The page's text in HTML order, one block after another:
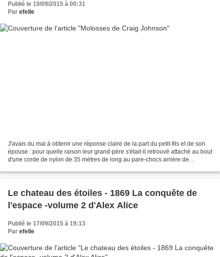
Publié le 19/09/2015 à 00:31
Par efelle
J'avais du mal à obtenir une réponse claire de la part du petit-fils et de son
épouse : pour quelle raison leur grand-père s'était-il retrouvé attaché au bout
d'une corde de nylon de 35 mètres de long au pare-chocs arrière de
Le chateau des étoiles - 1869 La conquête de
l'espace -volume 2 d'Alex Alice
Publié le 17/09/2015 à 19:13
Par efelle